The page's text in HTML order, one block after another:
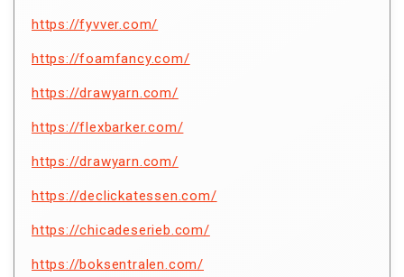
https://fyvver.com/
https://foamfancy.com/
https://drawyarn.com/
https://flexbarker.com/
https://drawyarn.com/
https://declickatessen.com/
https://chicadeserieb.com/
https://boksentralen.com/